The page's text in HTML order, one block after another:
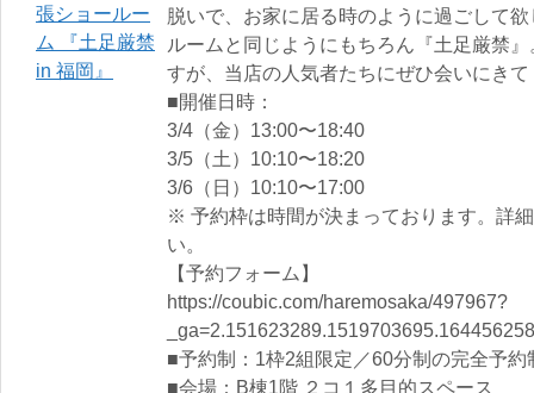
脱いで、お家に居る時のように過ごして
ルームと同じようにもちろん『土足厳禁
すが、当店の人気者たちにぜひ会いにき
■開催日時：
3/4（金）13:00〜18:40
3/5（土）10:10〜18:20
3/6（日）10:10〜17:00
※ 予約枠は時間が決まっております。詳
い。
【予約フォーム】
https://coubic.com/haremosaka/497967?
■予約制：1枠2組限定／60分制の完全予約
■会場：B棟1階 ２コ１多目的スペース